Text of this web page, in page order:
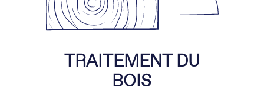
TRAITEMENT DU
BOIS